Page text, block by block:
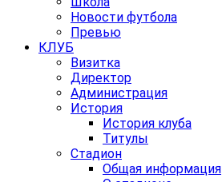
Новости футбола
Превью
КЛУБ
Визитка
Директор
Администрация
История
История клуба
Титулы
Стадион
Общая информация